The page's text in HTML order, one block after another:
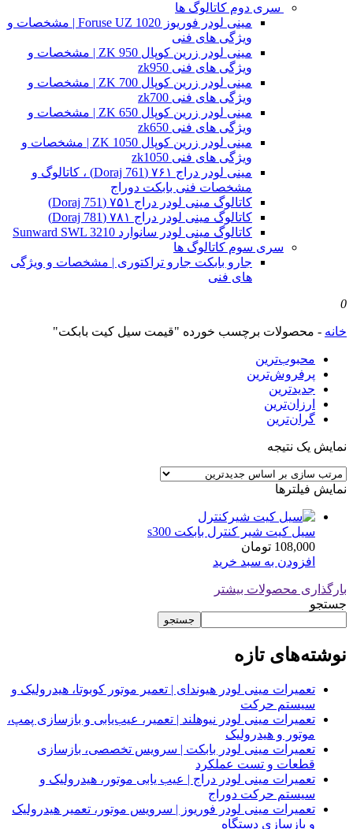
سری دوم کاتالوگ ها
مینی لودر فوریوز Foruse UZ 1020 | مشخصات و
ویژگی های فنی
مینی لودر زرین کوپال ZK 950 | مشخصات و
ویژگی های فنی zk950
مینی لودر زرین کوپال ZK 700 | مشخصات و
ویژگی های فنی zk700
مینی لودر زرین کوپال ZK 650 | مشخصات و
ویژگی های فنی zk650
مینی لودر زرین کوپال ZK 1050 | مشخصات و
ویژگی های فنی zk1050
مینی لودر دراج ۷۶۱ (Doraj 761) ، کاتالوگ و
مشخصات فنی بابکت دوراج
کاتالوگ مینی لودر دراج ۷۵۱ (Doraj 751)
کاتالوگ مینی لودر دراج ۷۸۱ (Doraj 781)
کاتالوگ مینی لودر سانوارد Sunward SWL 3210
سری سوم کاتالوگ ها
جارو بابکت جارو تراکتوری | مشخصات و ویژگی
های فنی
0
خانه - محصولات برچسب خورده "قیمت سیل کیت بابکت"
محبوب‌ترین
پرفروش‌ترین
جدیدترین
ارزان‌ترین
گران‌ترین
نمایش یک نتیجه
نمایش فیلترها
سیل کیت شیر کنترل بابکت s300
108,000 تومان
افزودن به سبد خرید
بارگذاری محصولات بیشتر
جستجو
جستجو
نوشته‌های تازه
تعمیرات مینی لودر هیوندای | تعمیر موتور کوبوتا، هیدرولیک و
سیستم حرکت
تعمیرات مینی لودر نیوهلند | تعمیر، عیب‌یابی و بازسازی پمپ،
موتور و هیدرولیک
تعمیرات مینی لودر بابکت | سرویس تخصصی، بازسازی
قطعات و تست عملکرد
تعمیرات مینی لودر دراج | عیب یابی موتور، هیدرولیک و
سیستم حرکت دوراج
تعمیرات مینی لودر فوریوز | سرویس موتور، تعمیر هیدرولیک
و بازسازی دستگاه